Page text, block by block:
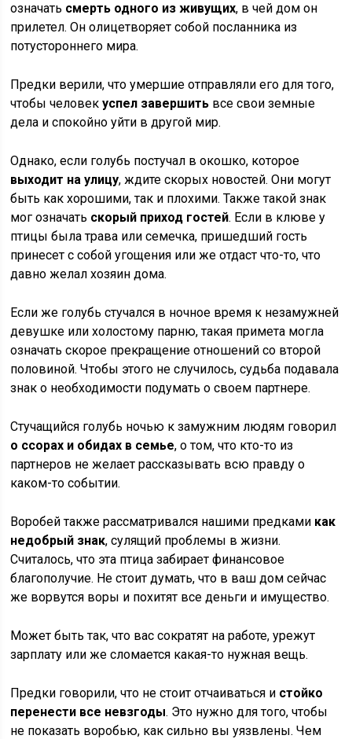
означать смерть одного из живущих, в чей дом он
прилетел. Он олицетворяет собой посланника из
потустороннего мира.
Предки верили, что умершие отправляли его для того,
чтобы человекуспел завершить все свои земные
дела и спокойно уйти в другой мир.
Однако, если голубь постучал в окошко, которое
выходит на улицу, ждите скорых новостей. Они могут
быть как хорошими, так и плохими. Также такой знак
мог означать скорый приход гостей. Если в клюве у
птицы была трава или семечка, пришедший гость
принесет с собой угощения или же отдаст что-то, что
давно желал хозяин дома.
Если же голубь стучался в ночное время к незамужней
девушке или холостому парню, такая примета могла
означать скорое прекращение отношений со второй
половиной. Чтобы этого не случилось, судьба подавала
знак о необходимости подумать о своем партнере.
Стучащийся голубь ночью к замужним людям говорил
о ссорах и обидах в семье, о том, что кто-то из
партнеров не желает рассказывать всю правду о
каком-то событии.
Воробей также рассматривался нашими предками как
недобрый знак, сулящий проблемы в жизни.
Считалось, что эта птица забирает финансовое
благополучие. Не стоит думать, что в ваш дом сейчас
же ворвутся воры и похитят все деньги и имущество.
Может быть так, что вас сократят на работе, урежут
зарплату или же сломается какая-то нужная вещь.
Предки говорили, что не стоит отчаиваться и стойко
перенести все невзгоды. Это нужно для того, чтобы
не показать воробью, как сильно вы уязвлены. Чем